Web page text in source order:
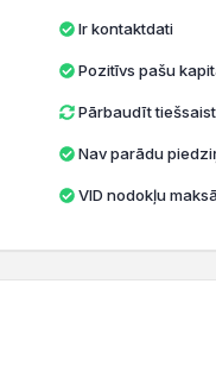
Ir kontaktdati
Pozitīvs pašu
Pārbaudīt
Nav parādu
VID nodokļu